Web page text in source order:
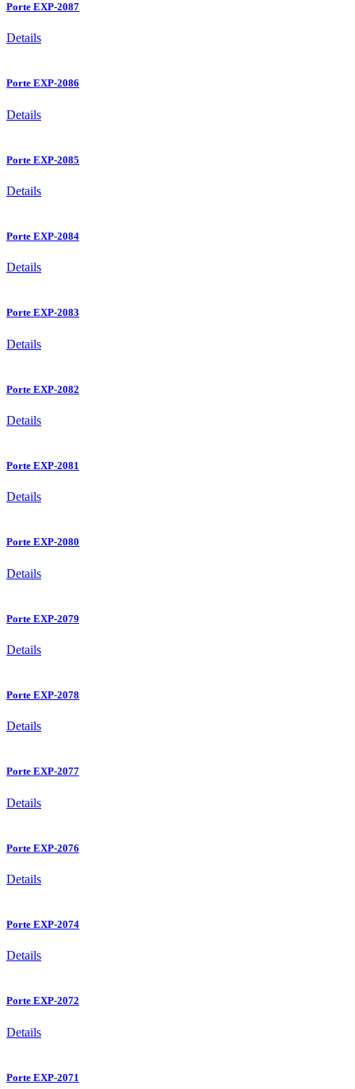
Porte EXP-2087
Details
Porte EXP-2086
Details
Porte EXP-2085
Details
Porte EXP-2084
Details
Porte EXP-2083
Details
Porte EXP-2082
Details
Porte EXP-2081
Details
Porte EXP-2080
Details
Porte EXP-2079
Details
Porte EXP-2078
Details
Porte EXP-2077
Details
Porte EXP-2076
Details
Porte EXP-2074
Details
Porte EXP-2072
Details
Porte EXP-2071